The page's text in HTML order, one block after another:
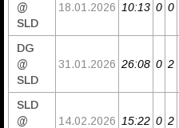
@
SLD
18.01.2026 10:13 0 0
DG
@
SLD
31.01.2026 26:08 0 2
SLD
@
14.02.2026 15:22 0 2